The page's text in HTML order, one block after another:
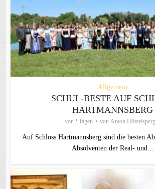
Allgemein
SCHUL-BESTE AUF
HARTMANNSBERG
vor 2 Tagen von Anton
Auf Schloss Hartmannsberg sind die besten
Absolventen der Real- und...